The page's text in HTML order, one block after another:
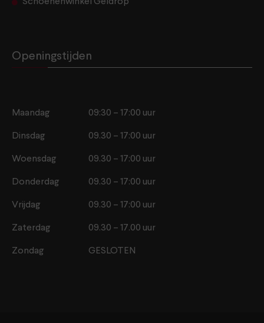
Schoenenwinkel Geldrop
Openingstijden
Maandag 09:30 – 17:00 uur
Dinsdag 09.30 – 17:00 uur
Woensdag 09.30 – 17:00 uur
Donderdag 09.30 – 17:00 uur
Vrijdag 09.30 – 17:00 uur
Zaterdag 09.30 – 17.00 uur
Zondag GESLOTEN